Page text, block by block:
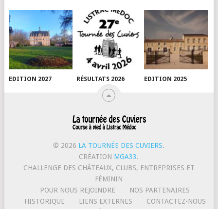
EDITION 2027 RÉSULTATS 2026 EDITION 2025
© 2026 LA TOURNÉE DES CUVIERS.
CRÉATION MGA33.
CHALLENGE DES CHÂTEAUX, CLUBS, ENTREPRISES ET
FÉMININ
POUR NOUS REJOINDRE
NOS PARTENAIRES
HISTORIQUE
LIENS EXTERNES
CONTACTEZ-NOUS